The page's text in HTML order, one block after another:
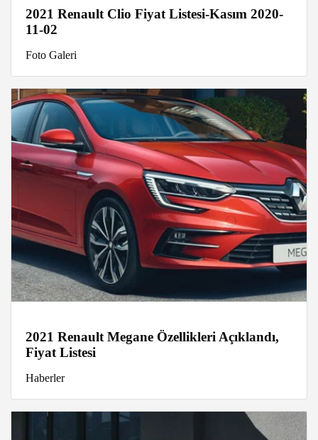
2021 Renault Clio Fiyat Listesi-Kasım 2020-
11-02
Foto Galeri
2021 Renault Megane Özellikleri Açıklandı,
Fiyat Listesi
Haberler